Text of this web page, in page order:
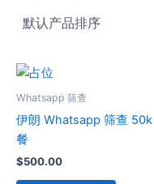
Whatsapp 筛查
伊朗 Whatsapp 筛查 50k
餐
$500.00